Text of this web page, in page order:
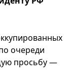
очереди
просьбу —